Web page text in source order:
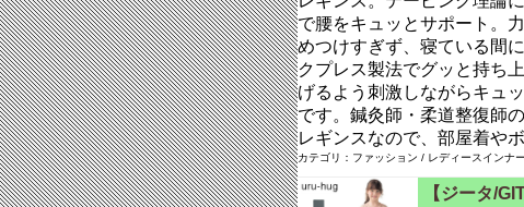
で腰をキュッとサポート。
めつけすぎず、寝ている間
クプレス製法でグッと持ち
げるよう刺激しながらキュ
です。鍼灸師・柔道整復師
レギンスなので、部屋着や
カテゴリ：ファッション / レディースインナ
【ジータ/